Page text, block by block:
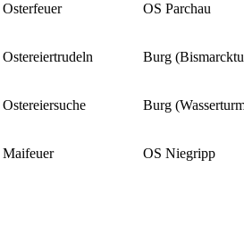
Osterfeuer OS Parchau
Ostereiertrudeln Burg
Ostereiersuche Burg
Maifeuer OS Niegripp